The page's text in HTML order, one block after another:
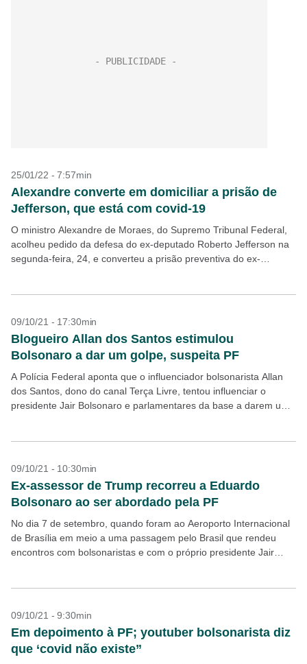
25/01/22 - 7:57min
Alexandre converte em domiciliar a prisão de
Jefferson, que está com covid-19
O ministro Alexandre de Moraes, do Supremo Tribunal Federal,
acolheu pedido da defesa do ex-deputado Roberto Jefferson na
segunda-feira, 24, e converteu a prisão preventiva do ex-
09/10/21 - 17:30min
Blogueiro Allan dos Santos estimulou
Bolsonaro a dar um golpe, suspeita PF
A Polícia Federal aponta que o influenciador bolsonarista Allan
dos Santos, dono do canal Terça Livre, tentou influenciar o
presidente Jair Bolsonaro e parlamentares da base a darem um
09/10/21 - 10:30min
Ex-assessor de Trump recorreu a Eduardo
Bolsonaro ao ser abordado pela PF
No dia 7 de setembro, quando foram ao Aeroporto Internacional
de Brasília em meio a uma passagem pelo Brasil que rendeu
encontros com bolsonaristas e com o próprio presidente Jair
09/10/21 - 9:30min
Em depoimento à PF; youtuber bolsonarista diz
que ‘covid não existe”